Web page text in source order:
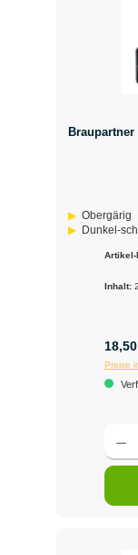
Braupartner
Obergärig
Dunkel-
Artikel-
Inhalt:
Preise